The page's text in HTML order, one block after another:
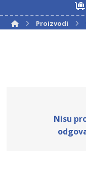
Proizvodi
Nisu